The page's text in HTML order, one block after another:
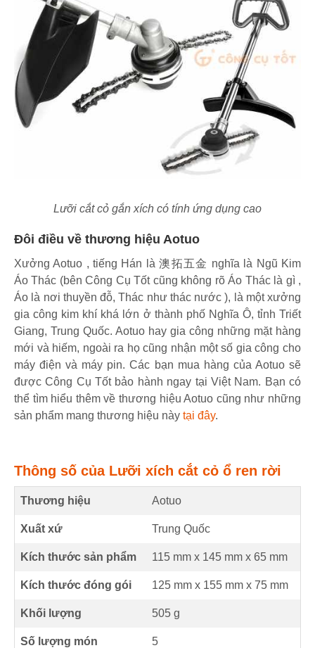
Lưỡi cắt cỏ gắn xích có tính ứng dụng cao
Đôi điều về thương hiệu Aotuo
Xưởng Aotuo , tiếng Hán là 澳拓五金 nghĩa là Ngũ Kim
Áo Thác (bên Công Cụ Tốt cũng không rõ Áo Thác là gì ,
Áo là nơi thuyền đỗ, Thác như thác nước ), là một xưởng
gia công kim khí khá lớn ở thành phố Nghĩa Ô, tỉnh Triết
Giang, Trung Quốc. Aotuo hay gia công những mặt hàng
mới và hiếm, ngoài ra họ cũng nhận một số gia công cho
máy điện và máy pin. Các bạn mua hàng của Aotuo sẽ
được Công Cụ Tốt bảo hành ngay tại Việt Nam. Bạn có
thể tìm hiểu thêm về thương hiệu Aotuo cũng như những
sản phẩm mang thương hiệu này tại đây.
Thông số của Lưỡi xích cắt cỏ ổ ren rời
Thương hiệu Aotuo
Xuất xứ Trung Quốc
Kích thước sản phẩm 115 mm x 145 mm x 65 mm
Kích thước đóng gói 125 mm x 155 mm x 75 mm
Khối lượng 505 g
Số lượng món 5